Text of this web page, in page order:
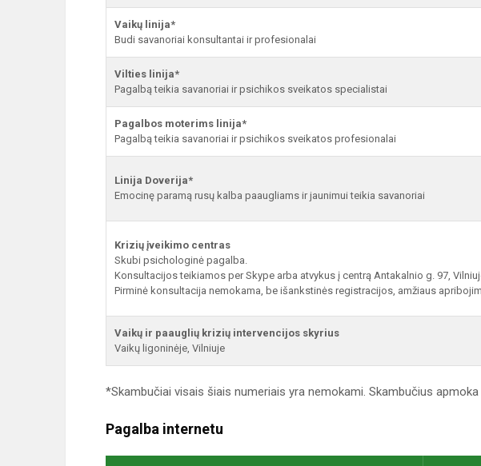
Vaikų linija*
Budi savanoriai konsultantai ir profesionalai
Vilties linija*
Pagalbą teikia savanoriai ir psichikos sveikatos specialistai
Pagalbos moterims linija*
Pagalbą teikia savanoriai ir psichikos sveikatos profesionalai
Linija Doverija*
Emocinę paramą rusų kalba paaugliams ir jaunimui teikia savanoriai
Krizių įveikimo centras
Skubi psichologinė pagalba.
Konsultacijos teikiamos per Skype arba atvykus į centrą Antakalnio g. 97,
Pirminė konsultacija nemokama, be išankstinės registracijos, amžiaus
Vaikų ir paauglių krizių intervencijos skyrius
Vaikų ligoninėje, Vilniuje
*Skambučiai visais šiais numeriais yra nemokami. Skambučius
Pagalba internetu